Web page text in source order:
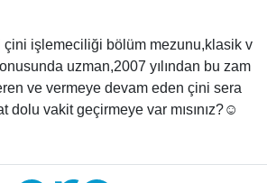
işlemeciliği bölüm mezunu,klasik v
uzman,2007 yılından bu zam
ve vermeye devam eden çini sera
dolu vakit geçirmeye var mısınız?☺️